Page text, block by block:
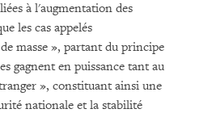
à l'augmentation des
les cas appelés
masse », partant du principe
gagnent en puissance tant au
», constituant ainsi une
nationale et la stabilité